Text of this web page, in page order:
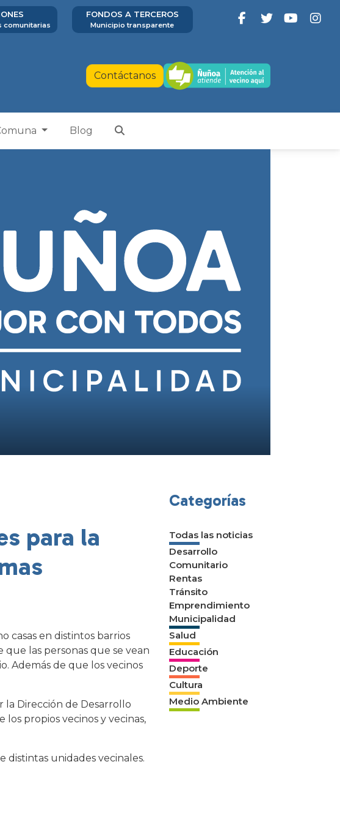
comunitarias
FONDOS A TERCEROS
Municipio transparente
Contáctanos
Blog
para la
casas en distintos barrios
las personas que se vean
Además de que los vecinos
la Dirección de Desarrollo
propios vecinos y vecinas,
distintas unidades vecinales.
Categorías
Todas las noticias
Desarrollo
Comunitario
Rentas
Tránsito
Emprendimiento
Municipalidad
Salud
Educación
Deporte
Cultura
Medio Ambiente